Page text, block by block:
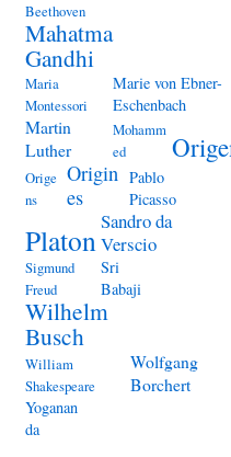
Beethoven
Mahatma
Gandhi
Maria
Montessori
Marie von Ebner-
Eschenbach
Martin
Luther
Mohamm
ed
Orige
ns
Origin
es
Pablo
Picasso
Platon
Sandro da
Verscio
Sigmund
Freud
Sri
Babaji
Wilhelm
Busch
William
Shakespeare
Wolfgang
Borchert
Yoganan
da